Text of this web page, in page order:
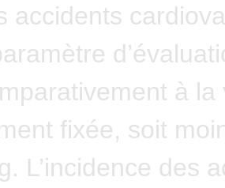
accidents
à la
fixée, soit
L’incidence des